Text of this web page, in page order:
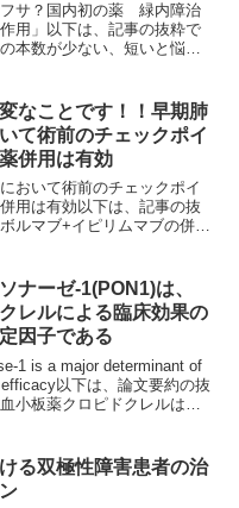
フサ？国内初の薬 緑内障治
用」以下は、記事の抜粋で
本数が少ない、短いと悩ん
フサしているという「副作
開発された...
なことです！！早期肺
て術前のチェックポイ
併用は有効
おいて術前のチェックポイ
用は有効以下は、記事の抜
ルマブ+イピリムマブの併用
る病理学的著効（major
ナーゼ-1(PON1)は、
レルによる臨床効果の
因子である
1 is a major determinant of
以下は、論文要約の抜
小板薬クロピドクレルは、
る双極性障害患者の治